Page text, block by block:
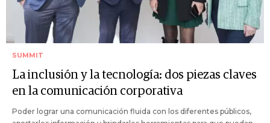
SUMMIT
La inclusión y la tecnología: dos piezas claves
en la comunicación corporativa
Poder lograr una comunicación fluida con los diferentes públicos,